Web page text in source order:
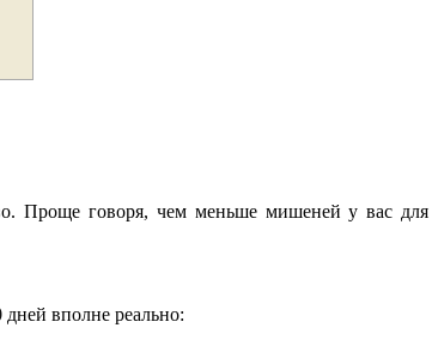
Проще говоря, чем меньше мишеней у вас для
вполне реально: